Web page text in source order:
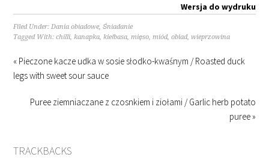
Wersja do wydruku
Filed Under:Dania obiadowe,Śniadanie
Tagged With:chilli,kanapka,kiełbasa,mięso,miód,obiad,wieprzowina
« Pieczone kacze udka w sosie słodko-kwaśnym / Roasted duck
legs with sweet sour sauce
Puree ziemniaczane z czosnkiem i ziołami / Garlic herb potato
puree »
TRACKBACKS